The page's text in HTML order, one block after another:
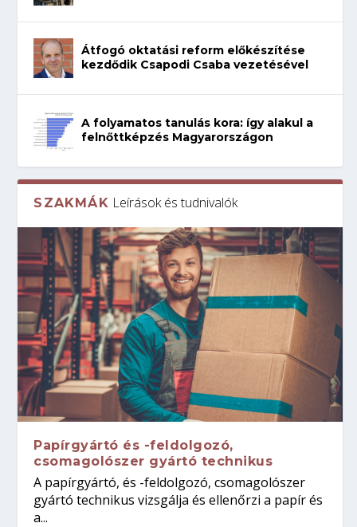
Átfogó oktatási reform előkészítése
kezdődik Csapodi Csaba vezetésével
A folyamatos tanulás kora: így alakul a
felnőttképzés Magyarországon
SZAKMÁK Leírások és tudnivalók
Papírgyártó és -feldolgozó,
csomagolószer gyártó technikus
A papírgyártó, és -feldolgozó, csomagolószer
gyártó technikus vizsgálja és ellenőrzi a papír és
a...